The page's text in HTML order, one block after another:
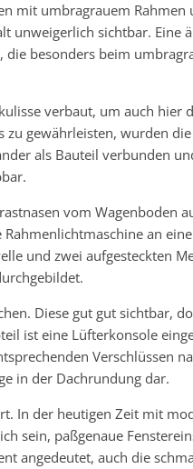
mit umbragrauem
unweigerlich sichtbar. Eine
besonders beim
verbaut, um auch hier
gewährleisten, wurden
als Bauteil verbunden
vom Wagenboden
an
und zwei aufgesteckten
Diese gut gut sichtbar,
ist eine Lüfterkonsole
Verschlüssen
in der Dachrundung dar.
In der heutigen Zeit mit
sein, paßgenaue
angedeutet, auch die